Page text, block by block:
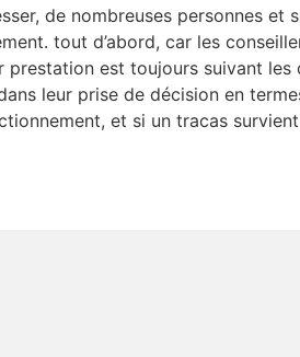
de nombreuses personnes et
tout d’abord, car les
est toujours suivant les
leur prise de décision en
et si un tracas